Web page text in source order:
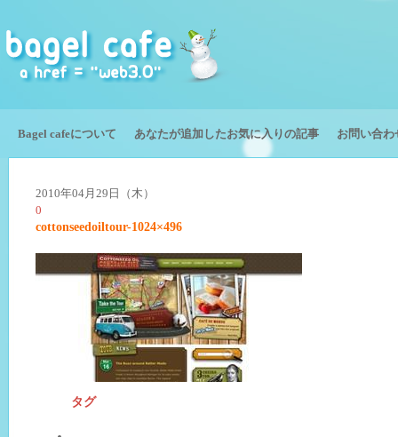
Bagel cafeについて あなたが追加したお気に入りの記事 お問い合わ
2010年04月29日（木）
0
cottonseedoiltour-1024×496
タグ